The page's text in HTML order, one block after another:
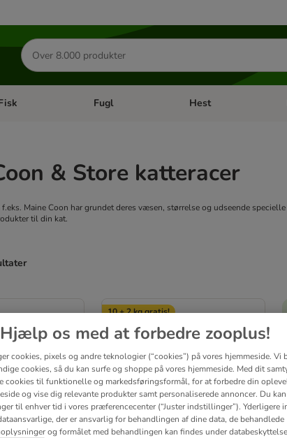
Søg
efter
produkter
kategori menu: GnaverÅben kategori menu: Fisk
Fugl Åben kategori menu:
Hest
& Store katteracer
f.eks. Maine Coon har grundet deres væsen, størrelse og udseende
til din kat.
10 + 2 kg gratis!
Hjælp os med at forbedre zooplus!
cookies, pixels og andre teknologier (“cookies”) på vores hjemmeside. Vi
cookies, så du kan surfe og shoppe på vores hjemmeside. Med dit
cookies til funktionelle og markedsføringsformål, for at forbedre din
og vise dig relevante produkter samt personaliserede annoncer. Du
til enhver tid i vores præferencecenter (“Juster indstillinger”). Yderligere
der er ansvarlig for behandlingen af ​​dine data, de behandlede
og formålet med behandlingen kan findes under